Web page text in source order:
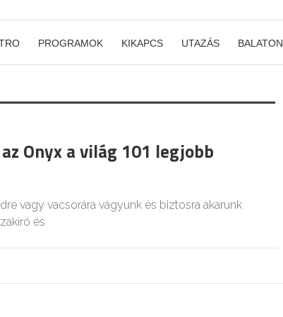
PROGRAMOK KIKAPCS UTAZÁS BALATON
Onyx a világ 101 legjobb
vagy vacsorára vágyunk és biztosra akarunk
és